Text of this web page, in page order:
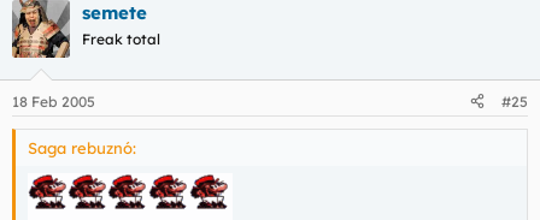
semete
Freak total
18 Feb 2005 #25
Saga rebuznó: